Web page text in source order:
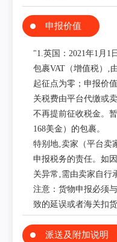
申报价值
"1.英国：2021年1月1
包裹VAT（增值税）‚
起征点为零；申报价
关税费由平台代缴或
不再提前征收税金。
168美金）的包裹。
特别地‚卖家（平台卖
申报税务的责任。如
关异常‚需由卖家自行
注意：货物申报必须
致的延误或者海关扣
派送及附加说明